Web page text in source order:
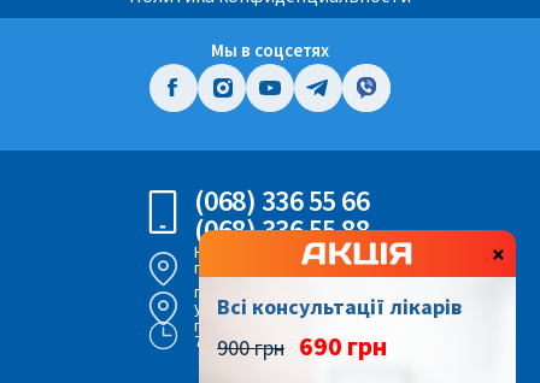
Мы в соцсетях
(068) 336 55 66
(068) 336 55 88
Киев,
просп. Воздушных Сил 56
г. Киев,
ул. Героев Днепра 43
пн - вс
7:00 - 22:00
Всі консультації лікарів
900 грн 690 грн
×